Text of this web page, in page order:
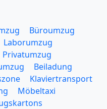
Büroumzug
Laborumzug
Privatumzug
Beiladung
Klaviertransport
Möbeltaxi